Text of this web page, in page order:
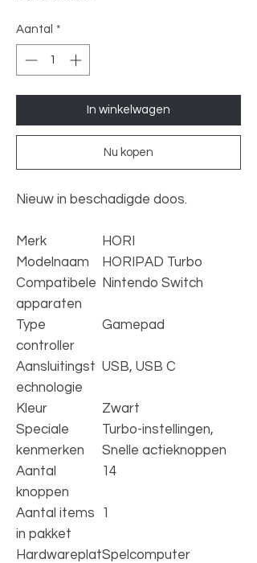
Aantal *
In winkelwagen
Nu kopen
Nieuw in beschadigde doos.
Merk
HORI
Modelnaam
HORIPAD Turbo
Compatibele
apparaten
Nintendo Switch
Type
controller
Gamepad
Aansluitingst
echnologie
USB, USB C
Kleur
Zwart
Speciale
kenmerken
Turbo-instellingen,
Snelle actieknoppen
Aantal
knoppen
14
Aantal items
in pakket
1
HardwareplatSpelcomputer